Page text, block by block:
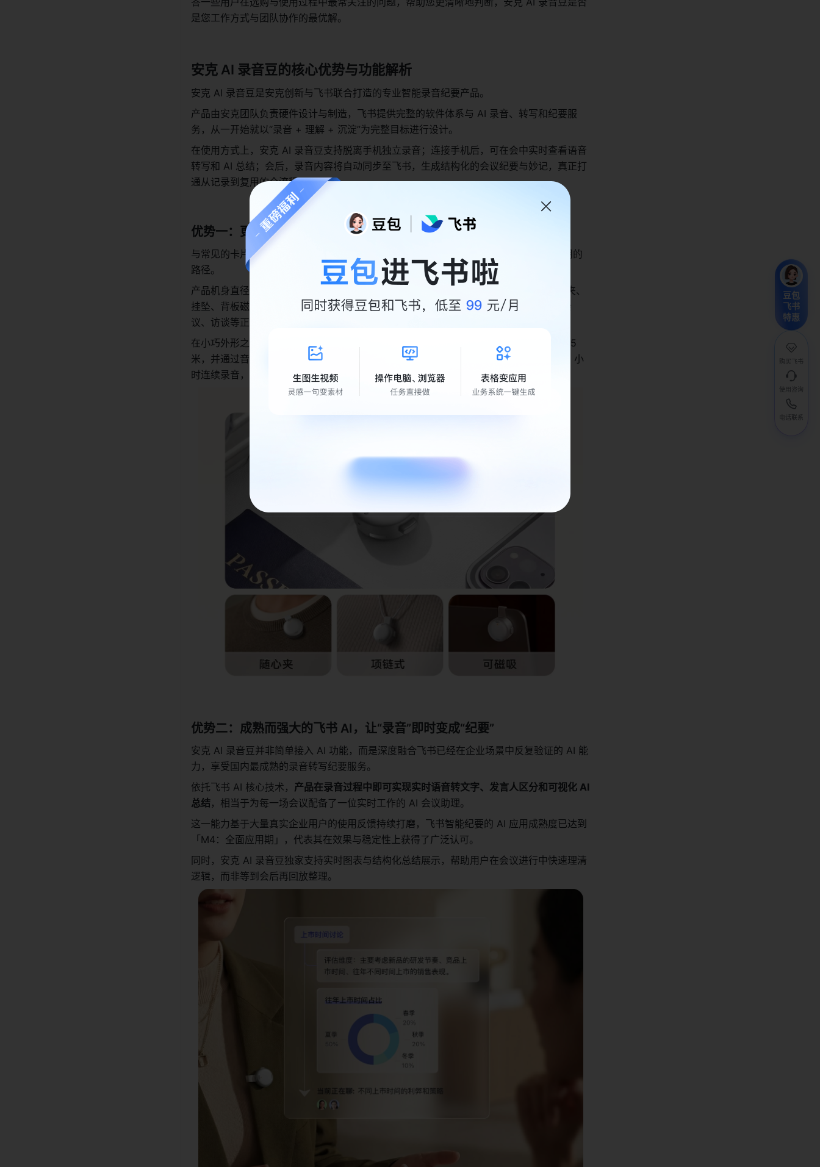
是您工作方式与团队协作的最优解。
安克 AI 录音豆的核心优势与功能解析
安克 AI 录音豆是安克创新与飞书联合打造的专业智能录音纪要产品。
产品由安克团队负责硬件设计与制造，飞书提供完整的软件体系与 AI 录音、转写和纪要服
务，从一开始就以“录音 + 理解 + 沉淀”为完整目标进行设计。
在使用方式上，安克 AI 录音豆支持脱离手机独立录音；连接手机后，可在会中实时查看语音
转写和 AI 总结；会后，录音内容将自动同步至飞书，生成结构化的会议纪要与妙记，真正打
通从记录到复用的全流程。
优势一：更轻、更隐蔽的形态，让记录回归“无感存在”
与常见的卡片式 AI 录音设备不同，安克 AI 录音豆选择了一条更轻量、也更贴近日常使用的
路径。
产品机身直径仅 23.2 毫米，单体重量约 10 克，是同类产品中极为小巧的形态。支持领夹、
挂坠、背板磁吸等多种佩戴方式，无需占用手机背面，也不必刻意手持或放入口袋，在会
议、访谈等正式场景中更加隐蔽自然。
在小巧外形之下，安克 AI 录音豆依然配备双高精度数字全向麦克风阵列，收音半径可达 5
米，并通过音频智能优化与智能降噪算法，保证清晰、稳定的录音质量。单体支持最长 8 小
时连续录音，配合充电仓可实现 32 小时录音续航，满足高频、长时间使用需求。
优势二：成熟而强大的飞书 AI，让“录音”即时变成“纪要”
安克 AI 录音豆并非简单接入 AI 功能，而是深度融合飞书已经在企业场景中反复验证的 AI 能
力，享受国内最成熟的录音转写纪要服务。
依托飞书 AI 核心技术， 产品在录音过程中即可实现实时语音转文字、发言人区分和可视化 AI
总结，相当于为每一场会议配备了一位实时工作的 AI 会议助理。
这一能力基于大量真实企业用户的使用反馈持续打磨，飞书智能纪要的 AI 应用成熟度已达到
「M4：全面应用期」，代表其在效果与稳定性上获得了广泛认可。
同时，安克 AI 录音豆独家支持实时图表与结构化总结展示，帮助用户在会议进行中快速理清
逻辑，而非等到会后再回放整理。
豆包
飞书
特惠
购买飞书
使用咨询
电话联系